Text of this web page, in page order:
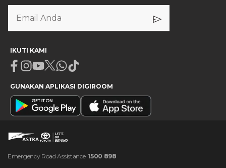
IKUTI KAMI
Facebook
Instagram
Youtube
X Whatsapp
Tiktok
GUNAKAN APLIKASI DIGIROOM
Emergency Road Assistance 1500 898